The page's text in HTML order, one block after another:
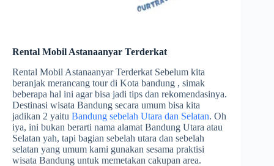
Rental Mobil Astanaanyar Terderkat
Rental Mobil Astanaanyar Terderkat Sebelum kita
beranjak merancang tour di Kota bandung , simak
beberapa hal ini agar bisa jadi tips dan rekomendasinya.
Destinasi wisata Bandung secara umum bisa kita
jadikan 2 yaitu Bandung sebelah Utara dan Selatan. Oh
iya, ini bukan berarti nama alamat Bandung Utara atau
Selatan yah, tapi bagian sebelah utara dan sebelah
selatan yang umum kami gunakan sesama praktisi
wisata Bandung untuk memetakan cakupan area.